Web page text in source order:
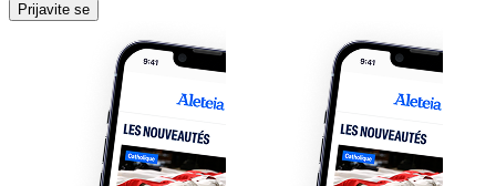
Prijavite se